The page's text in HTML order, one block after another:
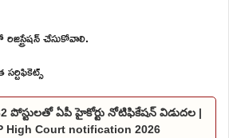
చేసుకోవాలి.
పోస్టులతో ఏపీ హైకోర్టు నోటిఫికేషన్ విడుదల |
High Court notification 2026